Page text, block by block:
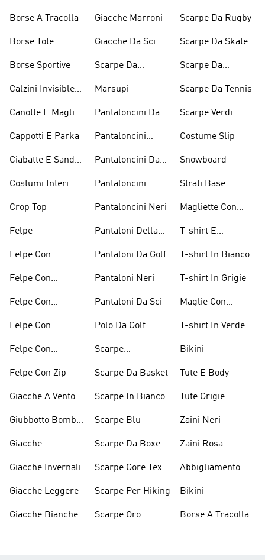
Borse A Tracolla
Borse Tote
Borse Sportive
Calzini Invisible
Canotte E Maglie
Cappotti E Parka
Ciabatte E Sandali
Costumi Interi
Crop Top
Felpe
Felpe Con
Bordeaux
Felpe Con
Felpe Con
Felpe Con
Felpe Con
Felpe Con Zip
Giacche A Vento
Giubbotto Bomber
Imbottiti
Giacche
Giacche Invernali
Giacche Leggere
Giacche Bianche
Giacche Marroni
Giacche Da Sci
Scarpe Da
Marsupi
Pantaloncini Da
Pantaloncini
Pantaloncini Da
Pantaloncini
Ginocchio
Pantaloncini Neri
Pantaloni Della
Pantaloni Da Golf
Pantaloni Neri
Pantaloni Da Sci
Polo Da Golf
Scarpe
Scarpe Da Basket
Scarpe In Bianco
Scarpe Blu
Scarpe Da Boxe
Scarpe Gore Tex
Scarpe Per Hiking
Scarpe Oro
Scarpe Da Rugby
Scarpe Da Skate
Scarpe Da
Scarpe Da Tennis
Scarpe Verdi
Costume Slip
Snowboard
Strati Base
Magliette Con
T-shirt E
Arancioni
T-shirt In Bianco
T-shirt In Grigie
Maglie Con
T-shirt In Verde
Bikini
Tute E Body
Tute Grigie
Zaini Neri
Zaini Rosa
Abbigliamento
Bikini
Borse A Tracolla